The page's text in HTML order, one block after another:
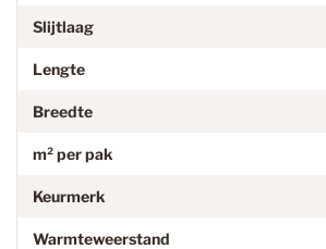
Slijtlaag
Lengte
Breedte
m² per pak
Keurmerk
Warmteweerstand